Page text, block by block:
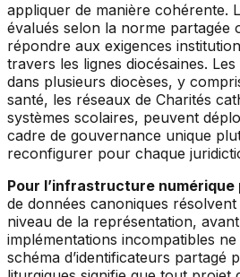
appliquer de manière cohérente.
évalués selon la norme partagée
répondre aux exigences
travers les lignes diocésaines.
dans plusieurs diocèses, y
santé, les réseaux de Charités
systèmes scolaires, peuvent
cadre de gouvernance unique
reconfigurer pour chaque
Pour l’infrastructure numérique
de données canoniques
niveau de la représentation,
implémentations incompatibles ne
schéma d’identificateurs partagé